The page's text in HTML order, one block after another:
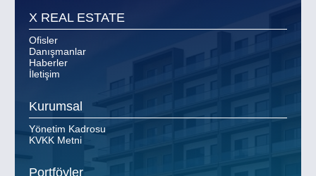
X REAL ESTATE
Ofisler
Danışmanlar
Haberler
İletişim
Kurumsal
Yönetim Kadrosu
KVKK Metni
Portföyler